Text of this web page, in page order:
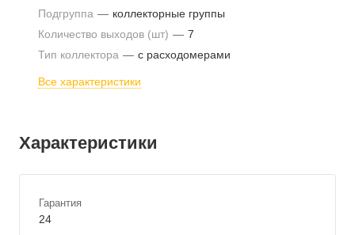
Подгруппа — коллекторные группы
Количество выходов (шт) — 7
Тип коллектора — с расходомерами
Все характеристики
Характеристики
Гарантия
24